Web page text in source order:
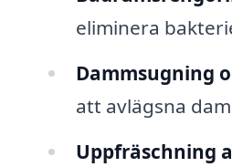
eliminera
Dammsugning
att avlägsna
Uppfräschning